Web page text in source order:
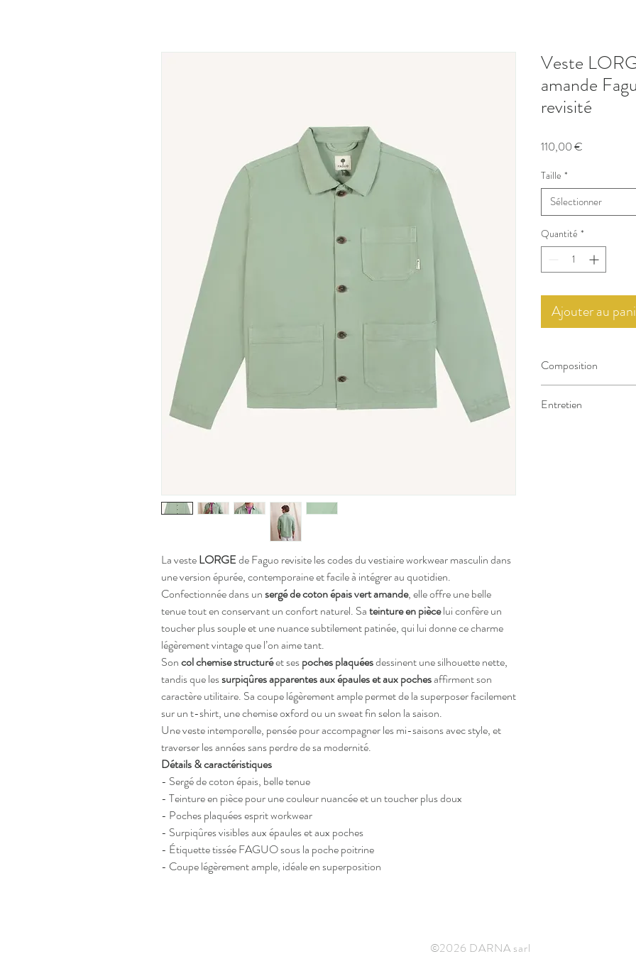
La vesteLORGEde Faguo revisite les codes du vestiaire workwear masculin dans
une version épurée, contemporaine et facile à intégrer au quotidien.
Confectionnée dans unsergé de coton épais vert amande, elle offre une belle
tenue tout en conservant un confort naturel. Sateinture en piècelui confère un
toucher plus souple et une nuance subtilement patinée, qui lui donne ce charme
légèrement vintage que l’on aime tant.
Soncol chemise structuréet sespoches plaquéesdessinent une silhouette nette,
tandis que lessurpiqûres apparentes aux épaules et aux pochesaffirment son
caractère utilitaire. Sa coupe légèrement ample permet de la superposer facilement
sur un t-shirt, une chemise oxford ou un sweat fin selon la saison.
Une veste intemporelle, pensée pour accompagner les mi-saisons avec style, et
traverser les années sans perdre de sa modernité.
Détails & caractéristiques
- Sergé de coton épais, belle tenue
- Teinture en pièce pour une couleur nuancée et un toucher plus doux
- Poches plaquées esprit workwear
- Surpiqûres visibles aux épaules et aux poches
- Étiquette tissée FAGUO sous la poche poitrine
- Coupe légèrement ample, idéale en superposition
Veste
amande
revisité
110,00 €
Taille *
Sélectionner
Quantité *
Ajouter au
Composition
Entretien
©2026 DARNA sarl